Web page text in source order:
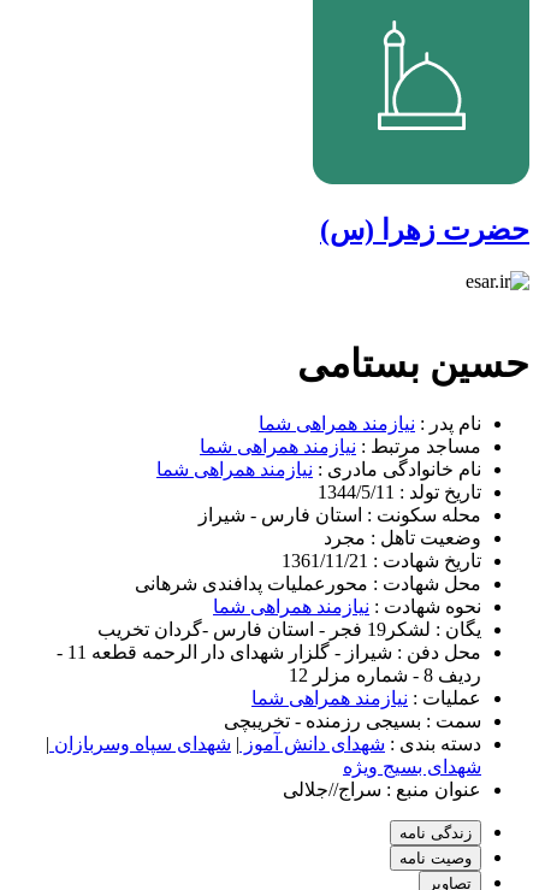
حضرت زهرا (س)
حسین بستامی
نام پدر : نیازمند همراهی شما
مساجد مرتبط : نیازمند همراهی شما
نام خانوادگی مادری : نیازمند همراهی شما
تاریخ تولد : 1344/5/11
محله سکونت : استان فارس - شیراز
وضعیت تاهل : مجرد
تاریخ شهادت : 1361/11/21
محل شهادت : محورعملیات پدافندی شرهانی
نحوه شهادت : نیازمند همراهی شما
یگان : لشکر19 فجر - استان فارس -گردان تخریب
محل دفن :
شیراز - گلزار شهدای دار الرحمه قطعه 11 -
ردیف 8 - شماره مزلر 12
عملیات : نیازمند همراهی شما
سمت : بسیجی رزمنده - تخریبچی
دسته بندی : شهدای دانش آموز | شهدای سپاه وسربازان |
شهدای بسیج ویژه
عنوان منبع : سراج//جلالی
زندگی نامه
وصیت نامه
تصاویر